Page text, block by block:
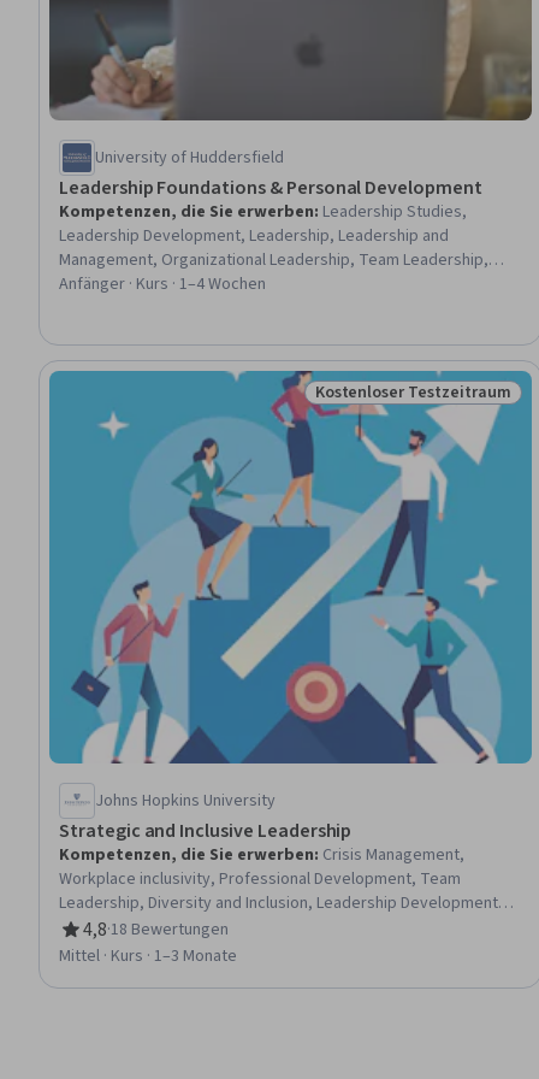
University of Huddersfield
Leadership Foundations & Personal Development
Kompetenzen, die Sie erwerben: Leadership Studies,
Leadership Development, Leadership, Leadership and
Management, Organizational Leadership, Team Leadership,
Business Leadership, Organizational Effectiveness,
Self-Awareness
Anfänger · Kurs · 1–4 Wochen
Status: Kostenloser
Kostenloser Testzeitraum
Johns Hopkins University
Strategic and Inclusive Leadership
Kompetenzen, die Sie erwerben: Crisis Management,
Workplace inclusivity, Professional Development, Team
Leadership, Diversity and Inclusion, Leadership Development,
Strategic Leadership, Leadership, Leadership and Management,
Team Performance Management, Organizational Strategy,
4,8
Bewertung, 4,8 von 5 Sternen
·18 Bewertungen
Mittel · Kurs · 1–3 Monate